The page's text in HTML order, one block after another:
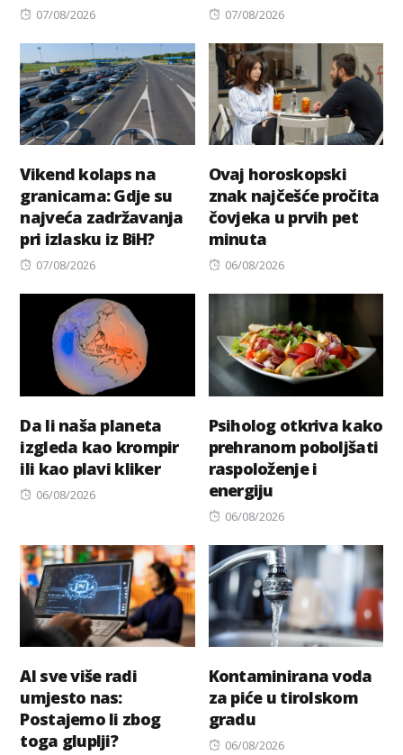
Posted
07/08/2026
Posted
07/08/2026
Vikend kolaps na
granicama: Gdje su
najveća zadržavanja
pri izlasku iz BiH?
Posted
07/08/2026
Ovaj horoskopski
znak najčešće pročita
čovjeka u prvih pet
minuta
Posted
06/08/2026
Da li naša planeta
izgleda kao krompir
ili kao plavi kliker
Posted
06/08/2026
Psiholog otkriva kako
prehranom poboljšati
raspoloženje i
energiju
Posted
06/08/2026
AI sve više radi
umjesto nas:
Postajemo li zbog
toga gluplji?
Kontaminirana voda
za piće u tirolskom
gradu
Posted
06/08/2026